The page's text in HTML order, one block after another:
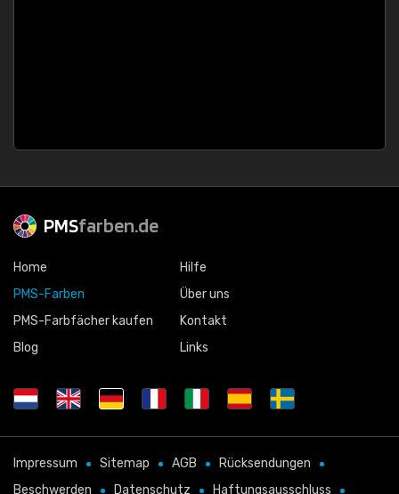
PMSfarben.de
Home
PMS-Farben
PMS-Farbfächer kaufen
Blog
Hilfe
Über uns
Kontakt
Links
Impressum Sitemap AGB
Rücksendungen
Beschwerden
Datenschutz Haftungsausschluss